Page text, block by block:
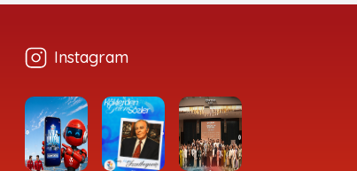
Instagram